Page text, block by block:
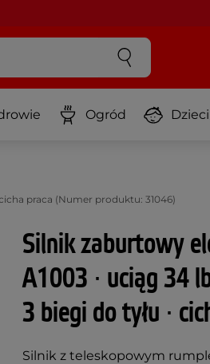
Ogród Dzieci
praca (Numer produktu: 31046)
Silnik zaburtowy
A1003 ∙ uciąg 34
3 biegi do tyłu ∙
Silnik z teleskopowym